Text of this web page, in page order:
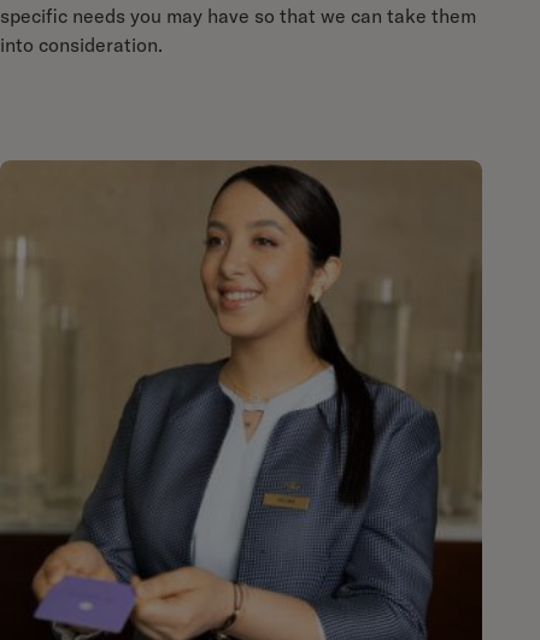
specific needs you may have so that we can take them
into consideration.